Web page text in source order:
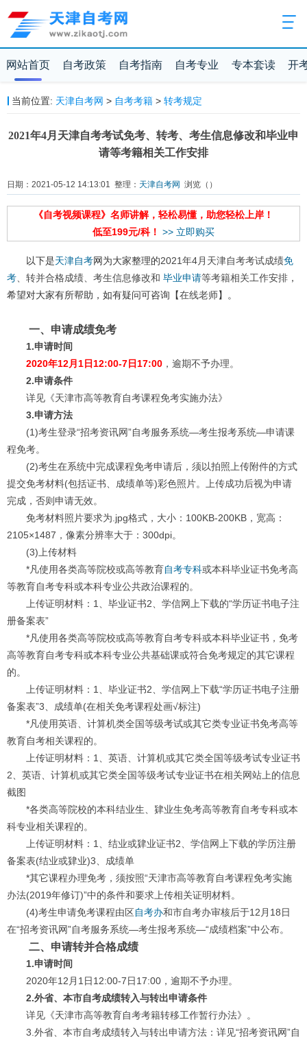
网站首页 自考政策 自考指南 自考专业 专本套读 开
当前位置: 天津自考网 > 自考考籍> 转考规定
2021年4月天津自考考试免考、转考、考生信息修改和毕业申
请等考籍相关工作安排
日期：2021-05-12 14:13:01 整理： 天津自考网 浏览（ ）
《自考视频课程》名师讲解，轻松易懂，助您轻松上岸！
低至199元/科！ >> 立即购买
以下是天津自考网为大家整理的2021年4月天津自考考试成绩免
考、转并合格成绩、考生信息修改和 毕业申请等考籍相关工作安排，
希望对大家有所帮助，如有疑问可咨询【在线老师】。
一、申请成绩免考
1.申请时间
2020年12月1日12:00-7日17:00，逾期不予办理。
2.申请条件
详见《天津市高等教育自考课程免考实施办法》
3.申请方法
(1)考生登录“招考资讯网”自考服务系统—考生报考系统—申请课
程免考。
(2)考生在系统中完成课程免考申请后，须以拍照上传附件的方式
提交免考材料(包括证书、成绩单等)彩色照片。上传成功后视为申请
完成，否则申请无效。
免考材料照片要求为.jpg格式，大小：100KB-200KB，宽高：
2105×1487，像素分辨率大于：300dpi。
(3)上传材料
*凡使用各类高等院校或高等教育自考专科或本科毕业证书免考高
等教育自考专科或本科专业公共政治课程的。
上传证明材料：1、毕业证书2、学信网上下载的“学历证书电子注
册备案表”
*凡使用各类高等院校或高等教育自考专科或本科毕业证书，免考
高等教育自考专科或本科专业公共基础课或符合免考规定的其它课程
的。
上传证明材料：1、毕业证书2、学信网上下载“学历证书电子注册
备案表”3、成绩单(在相关免考课程处画√标注)
*凡使用英语、计算机类全国等级考试或其它类专业证书免考高等
教育自考相关课程的。
上传证明材料：1、英语、计算机或其它类全国等级考试专业证书
2、英语、计算机或其它类全国等级考试专业证书在相关网站上的信息
截图
*各类高等院校的本科结业生、肄业生免考高等教育自考专科或本
科专业相关课程的。
上传证明材料：1、结业或肄业证书2、学信网上下载的学历注册
备案表(结业或肄业)3、成绩单
*其它课程办理免考，须按照“天津市高等教育自考课程免考实施
办法(2019年修订)”中的条件和要求上传相关证明材料。
(4)考生申请免考课程由区自考办和市自考办审核后于12月18日
在“招考资讯网”自考服务系统—考生报考系统—“成绩档案”中公布。
二、申请转并合格成绩
1.申请时间
2020年12月1日12:00-7日17:00，逾期不予办理。
2.外省、本市自考成绩转入与转出申请条件
详见《天津市高等教育自考考籍转移工作暂行办法》。
3.外省、本市自考成绩转入与转出申请方法：详见“招考资讯网”自